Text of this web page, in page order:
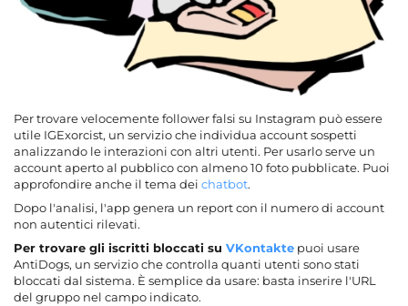
Per trovare velocemente follower falsi su Instagram può essere
utile IGExorcist, un servizio che individua account sospetti
analizzando le interazioni con altri utenti. Per usarlo serve un
account aperto al pubblico con almeno 10 foto pubblicate. Puoi
approfondire anche il tema dei chatbot.
Dopo l'analisi, l'app genera un report con il numero di account
non autentici rilevati.
Per trovare gli iscritti bloccati su VKontakte puoi usare
AntiDogs, un servizio che controlla quanti utenti sono stati
bloccati dal sistema. È semplice da usare: basta inserire l'URL
del gruppo nel campo indicato.